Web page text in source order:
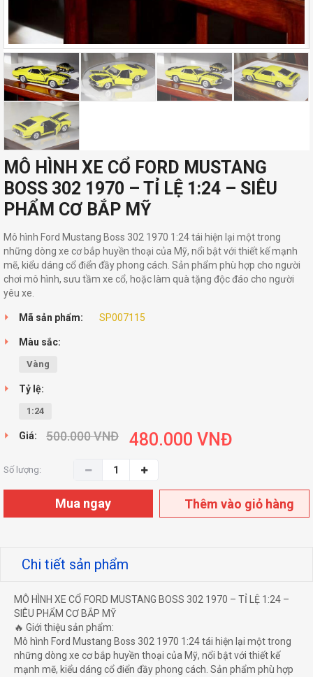
MÔ HÌNH XE CỔ FORD MUSTANG
BOSS 302 1970 – TỈ LỆ 1:24 – SIÊU
PHẨM CƠ BẮP MỸ
Mô hình Ford Mustang Boss 302 1970 1:24 tái hiện lại một trong
những dòng xe cơ bắp huyền thoại của Mỹ, nổi bật với thiết kế mạnh
mẽ, kiểu dáng cổ điển đầy phong cách. Sản phẩm phù hợp cho người
chơi mô hình, sưu tầm xe cổ, hoặc làm quà tặng độc đáo cho người
yêu xe.
Mã sản phẩm: SP007115
Màu sắc:
Vàng
Tỷ lệ:
1:24
Giá: 500.000VNĐ 480.000 VNĐ
Số lượng:
Mua ngay Thêm vào giỏ hàng
Chi tiết sản phẩm
MÔ HÌNH XE CỔ FORD MUSTANG BOSS 302 1970 – TỈ LỆ 1:24 –
SIÊU PHẨM CƠ BẮP MỸ
🔥 Giới thiệu sản phẩm:
Mô hình Ford Mustang Boss 302 1970 1:24 tái hiện lại một trong
những dòng xe cơ bắp huyền thoại của Mỹ, nổi bật với thiết kế
mạnh mẽ, kiểu dáng cổ điển đầy phong cách. Sản phẩm phù hợp